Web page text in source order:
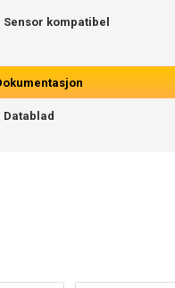
Sensor kompatibel
Datablad